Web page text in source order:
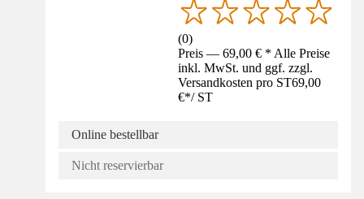
(0)
Preis — 69,00 € * Alle Preise
inkl. MwSt. und ggf. zzgl.
Versandkosten pro ST69,00
€*/ ST
Online bestellbar
Nicht reservierbar